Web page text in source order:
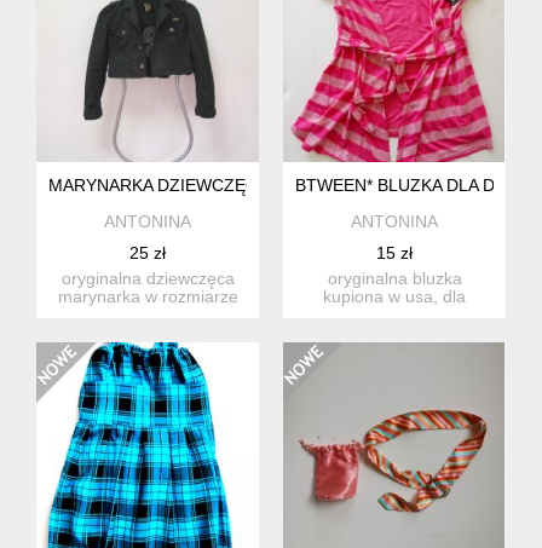
MARYNARKA DZIEWCZĘCA 9-10 LAT
ANTONINA
25 zł
oryginalna dziewczęca
marynarka w rozmiarze
BTWEEN* BLUZKA DLA
ANTONINA
15 zł
oryginalna bluzka
kupiona w usa, dla